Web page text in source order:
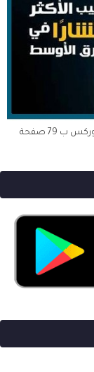
الكتاب عبارة عن مقدمة إحترافية عن سوق العملات - الفوركس ب 79 صفحة